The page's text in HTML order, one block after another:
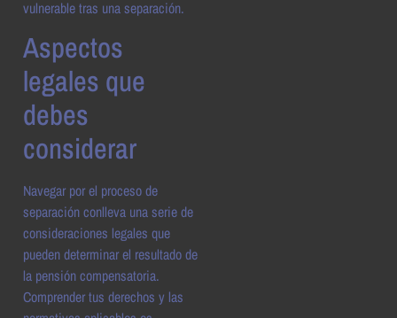
vulnerable tras una separación.
Aspectos
legales que
debes
considerar
Navegar por el proceso de
separación conlleva una serie de
consideraciones legales que
pueden determinar el resultado de
la pensión compensatoria.
Comprender tus derechos y las